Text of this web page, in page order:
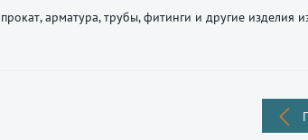
прокат, арматура, трубы, фитинги и другие изделия